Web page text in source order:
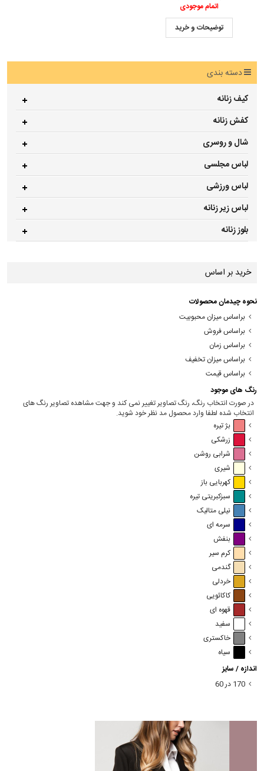
اتمام موجودی
توضیحات و خرید
دسته بندی
کیف زنانه
کفش زنانه
شال و روسری
لباس مجلسی
لباس ورزشی
لباس زیر زنانه
بلوز زنانه
خرید بر اساس
نحوه چیدمان محصولات
براساس میزان محبوبیت
براساس فروش
براساس زمان
براساس میزان تخفیف
براساس قیمت
رنگ های موجود
در صورت انتخاب رنگ، رنگ تصاویر تغییر نمی کند و جهت مشاهده تصاویر رنگ های
انتخاب شده لطفا وارد محصول مد نظر خود شوید.
بژ تیره
زرشکی
شرابی روشن
شیری
کهربایی باز
سبزکبریتی تیره
نیلی متالیک
سرمه ای
بنفش
کرم سیر
گندمی
خردلی
کاکائویی
قهوه ای
سفید
خاکستری
سیاه
اندازه / سایز
170 در 60